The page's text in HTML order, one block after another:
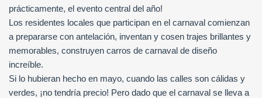
prácticamente, el evento central del año!
Los residentes locales que participan en el carnaval comienzan
a prepararse con antelación, inventan y cosen trajes brillantes y
memorables, construyen carros de carnaval de diseño
increíble.
Si lo hubieran hecho en mayo, cuando las calles son cálidas y
verdes, ¡no tendría precio! Pero dado que el carnaval se lleva a